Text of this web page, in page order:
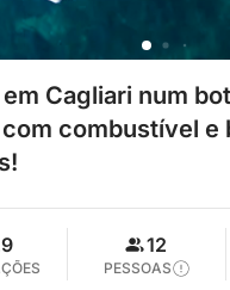
Cagliari num
combustível e
12
PESSOAS